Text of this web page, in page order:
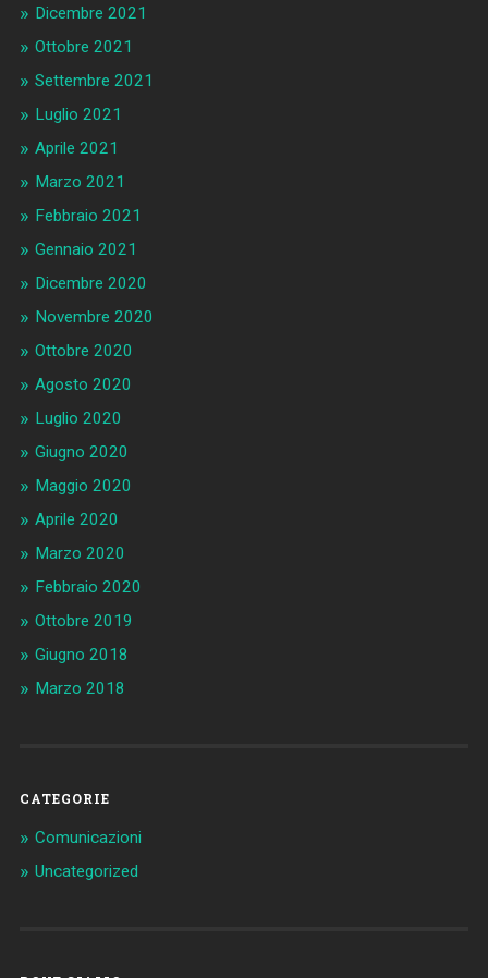
Dicembre 2021
Ottobre 2021
Settembre 2021
Luglio 2021
Aprile 2021
Marzo 2021
Febbraio 2021
Gennaio 2021
Dicembre 2020
Novembre 2020
Ottobre 2020
Agosto 2020
Luglio 2020
Giugno 2020
Maggio 2020
Aprile 2020
Marzo 2020
Febbraio 2020
Ottobre 2019
Giugno 2018
Marzo 2018
CATEGORIE
Comunicazioni
Uncategorized